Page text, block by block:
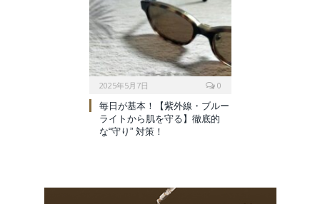
2025年5月7日
0
毎日が基本！【紫外線・ブルー
ライトから肌を守る】徹底的
な“守り” 対策！